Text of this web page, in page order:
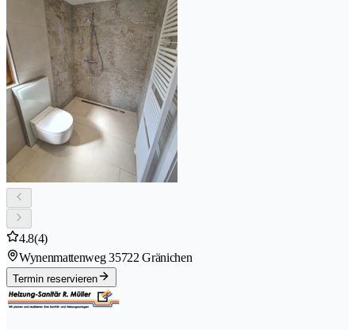
4.8(4)
Wynenmattenweg 35722 Gränichen
Termin reservieren